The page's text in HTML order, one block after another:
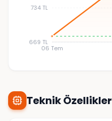
06 Tem
669 TL
734 TL
Teknik Özellikler